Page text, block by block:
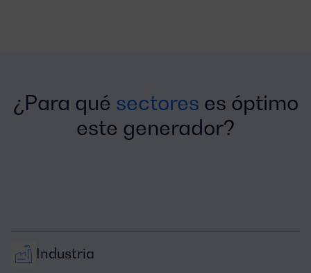
¿Para qué sectores es óptimo
este generador?
Industria